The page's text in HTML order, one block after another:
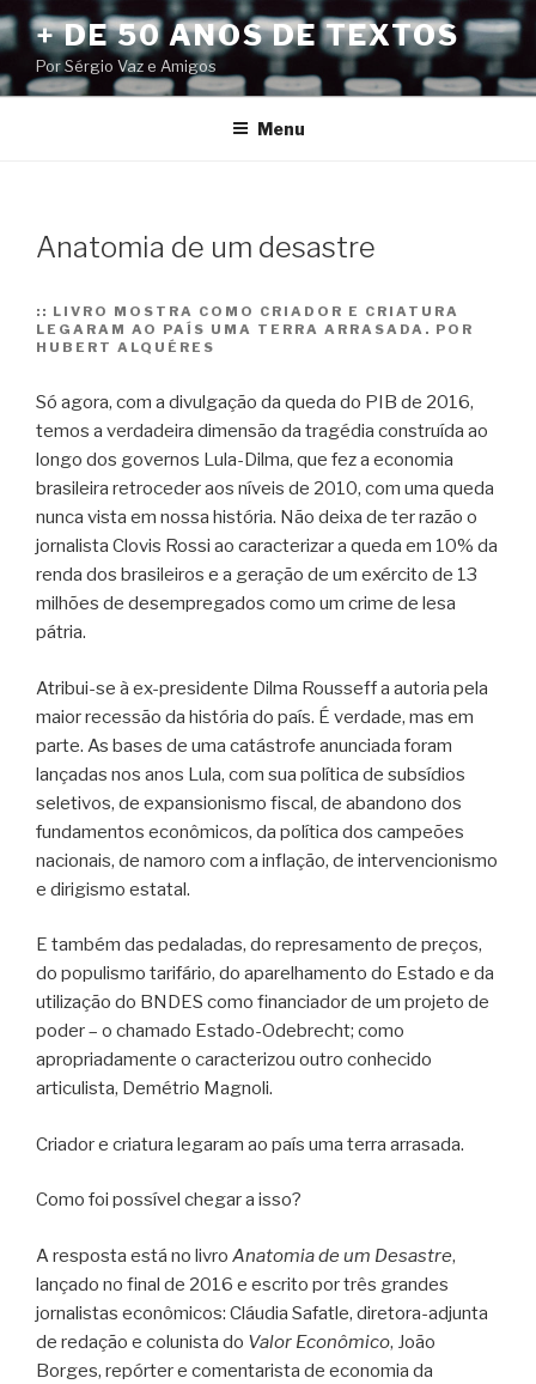
Pular
para
o
conteúdo
+ DE 50 ANOS DE TEXTOS
Por Sérgio Vaz e Amigos
Menu
Anatomia de um desastre
:: LIVRO MOSTRA COMO CRIADOR E CRIATURA
LEGARAM AO PAÍS UMA TERRA ARRASADA. POR
HUBERT ALQUÉRES
Só agora, com a divulgação da queda do PIB de 2016,
temos a verdadeira dimensão da tragédia construída ao
longo dos governos Lula-Dilma, que fez a economia
brasileira retroceder aos níveis de 2010, com uma queda
nunca vista em nossa história. Não deixa de ter razão o
jornalista Clovis Rossi ao caracterizar a queda em 10% da
renda dos brasileiros e a geração de um exército de 13
milhões de desempregados como um crime de lesa
pátria.
Atribui-se à ex-presidente Dilma Rousseff a autoria pela
maior recessão da história do país. É verdade, mas em
parte. As bases de uma catástrofe anunciada foram
lançadas nos anos Lula, com sua política de subsídios
seletivos, de expansionismo fiscal, de abandono dos
fundamentos econômicos, da política dos campeões
nacionais, de namoro com a inflação, de intervencionismo
e dirigismo estatal.
E também das pedaladas, do represamento de preços,
do populismo tarifário, do aparelhamento do Estado e da
utilização do BNDES como financiador de um projeto de
poder – o chamado Estado-Odebrecht; como
apropriadamente o caracterizou outro conhecido
articulista, Demétrio Magnoli.
Criador e criatura legaram ao país uma terra arrasada.
Como foi possível chegar a isso?
A resposta está no livro Anatomia de um Desastre,
lançado no final de 2016 e escrito por três grandes
jornalistas econômicos: Cláudia Safatle, diretora-adjunta
de redação e colunista do Valor Econômico, João
Borges, repórter e comentarista de economia da